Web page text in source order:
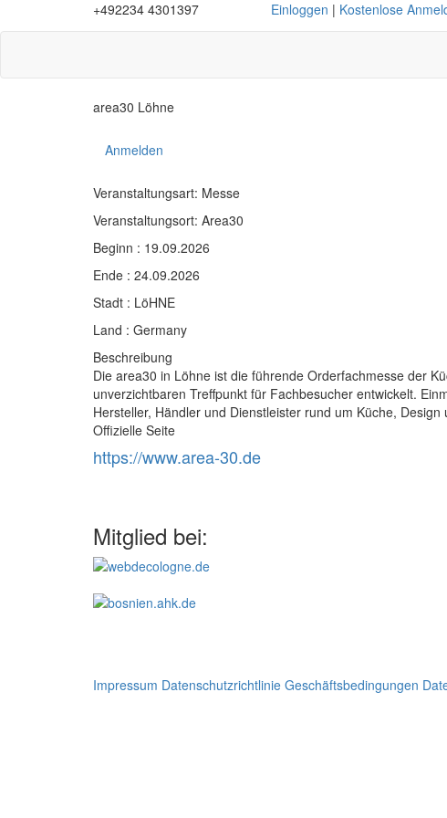
+492234 4301397 Einloggen | Kostenlose
area30 Löhne
Anmelden
Veranstaltungsart: Messe
Veranstaltungsort: Area30
Beginn : 19.09.2026
Ende : 24.09.2026
Stadt : LöHNE
Land : Germany
Beschreibung
Die area30 in Löhne ist die führende Orderfachmesse der
unverzichtbaren Treffpunkt für Fachbesucher entwickelt.
Hersteller, Händler und Dienstleister rund um Küche, Design
Offizielle Seite
https://www.area-30.de
Mitglied bei:
Impressum Datenschutzrichtlinie Geschäftsbedingungen